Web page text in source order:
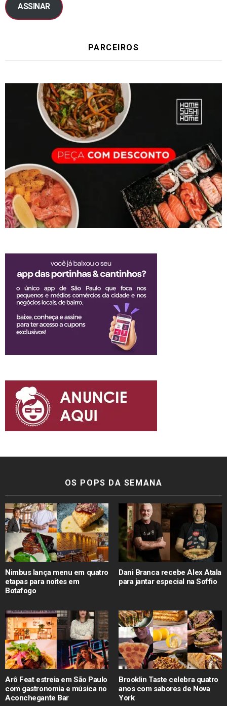
ASSINAR
PARCEIROS
OS POPS DA SEMANA
Nimbus lança menu em quatro
etapas para noites em
Botafogo
Dani Branca recebe Alex Atala
para jantar especial na Soffio
Arô Feat estreia em São Paulo
com gastronomia e música no
Aconchegante Bar
Brooklin Taste celebra quatro
anos com sabores de Nova
York